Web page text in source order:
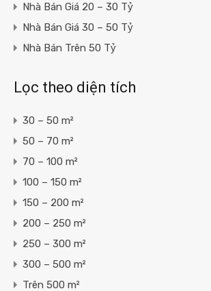
Nhà Bán Giá 20 – 30 Tỷ
Nhà Bán Giá 30 – 50 Tỷ
Nhà Bán Trên 50 Tỷ
Lọc theo diện tích
30 – 50 m²
50 – 70 m²
70 – 100 m²
100 – 150 m²
150 – 200 m²
200 – 250 m²
250 – 300 m²
300 – 500 m²
Trên 500 m²